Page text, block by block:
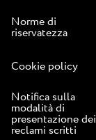
Norme di
riservatezza
Cookie policy
Notifica sulla
modalità di
presentazione dei
reclami scritti